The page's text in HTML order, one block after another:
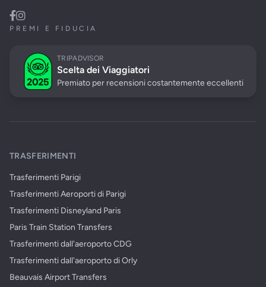
PREMI E FIDUCIA
TRIPADVISOR
Scelta dei Viaggiatori
Premiato per recensioni costantemente eccellenti
TRASFERIMENTI
Trasferimenti Parigi
Trasferimenti Aeroporti di Parigi
Trasferimenti Disneyland Paris
Paris Train Station Transfers
Trasferimenti dall'aeroporto CDG
Trasferimenti dall'aeroporto di Orly
Beauvais Airport Transfers